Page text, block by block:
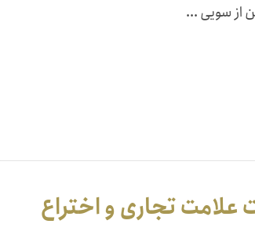
از سویی ...
علامت تجاری و اختراع